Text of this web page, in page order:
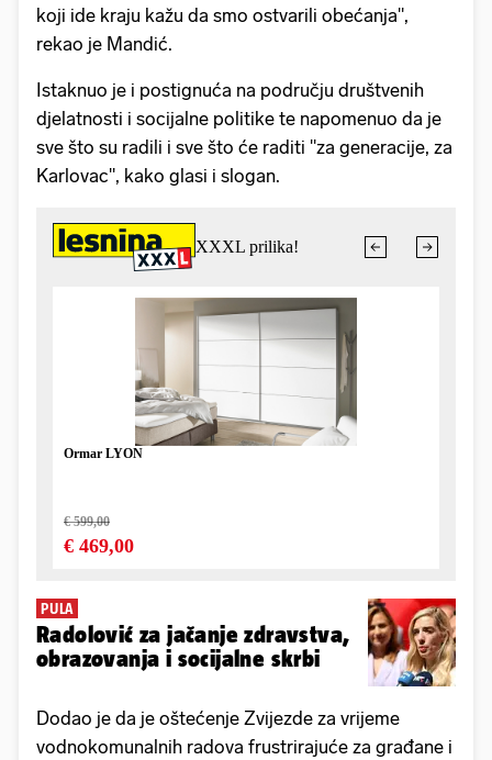
koji ide kraju kažu da smo ostvarili obećanja",
rekao je Mandić.
Istaknuo je i postignuća na području društvenih
djelatnosti i socijalne politike te napomenuo da je
sve što su radili i sve što će raditi "za generacije, za
Karlovac", kako glasi i slogan.
PULA
Radolović za jačanje zdravstva,
obrazovanja i socijalne skrbi
Dodao je da je oštećenje Zvijezde za vrijeme
vodnokomunalnih radova frustrirajuće za građane i